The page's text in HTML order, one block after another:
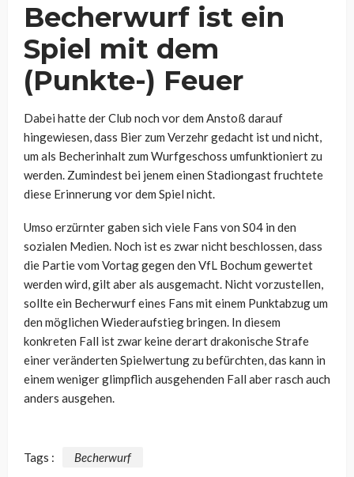
Becherwurf ist ein
Spiel mit dem
(Punkte-) Feuer
Dabei hatte der Club noch vor dem Anstoß darauf
hingewiesen, dass Bier zum Verzehr gedacht ist und nicht,
um als Becherinhalt zum Wurfgeschoss umfunktioniert zu
werden. Zumindest bei jenem einen Stadiongast fruchtete
diese Erinnerung vor dem Spiel nicht.
Umso erzürnter gaben sich viele Fans von S04 in den
sozialen Medien. Noch ist es zwar nicht beschlossen, dass
die Partie vom Vortag gegen den VfL Bochum gewertet
werden wird, gilt aber als ausgemacht. Nicht vorzustellen,
sollte ein Becherwurf eines Fans mit einem Punktabzug um
den möglichen Wiederaufstieg bringen. In diesem
konkreten Fall ist zwar keine derart drakonische Strafe
einer veränderten Spielwertung zu befürchten, das kann in
einem weniger glimpflich ausgehenden Fall aber rasch auch
anders ausgehen.
Tags : Becherwurf